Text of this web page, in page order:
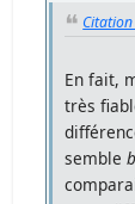
En fait,
très
semble